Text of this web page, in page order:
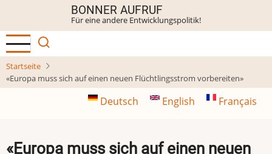
Inhalt
BONNER AUFRUF
Für eine andere Entwicklungspolitik!
Startseite
«Europa muss sich auf einen neuen Flüchtlingsstrom vorbereiten»
Deutsch English Français
«Europa muss sich auf einen neuen